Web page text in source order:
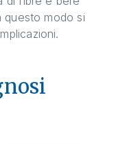
questo modo si